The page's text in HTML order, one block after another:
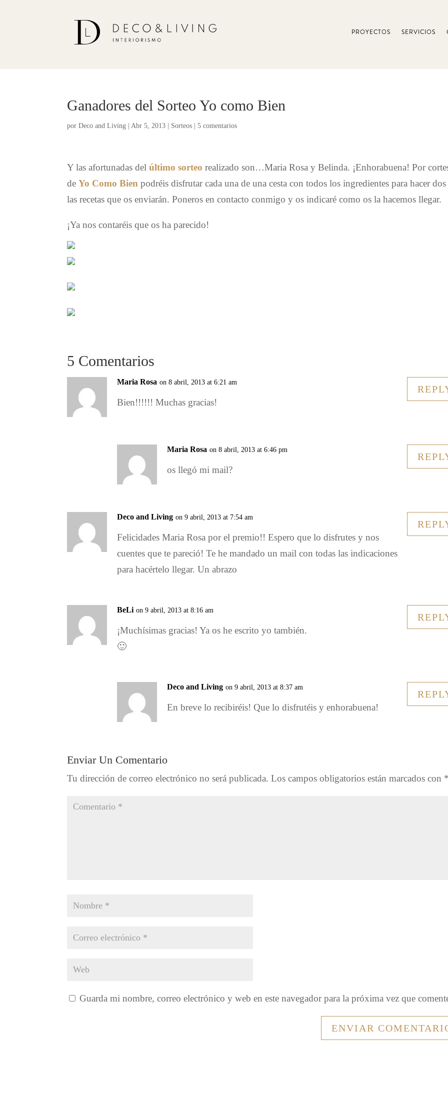
PROYECTOS SERVICIOS
Ganadores del Sorteo Yo como Bien
porDeco and Living Abr 5, 2013 Sorteos |5 comentarios
Y las afortunadas delúltimo sorteo realizado son…Maria Rosa y Belinda. ¡Enhorabuena! Por
deYo Como Bien podréis disfrutar cada una de una cesta con todos los ingredientes para hacer dos
las recetas que os enviarán. Poneros en contacto conmigo y os indicaré como os la hacemos llegar.
¡Ya nos contaréis que os ha parecido!
5 Comentarios
Maria Rosa on 8 abril, 2013 at 6:21 am
Bien!!!!!! Muchas gracias!
Maria Rosa on 8 abril, 2013 at 6:46 pm
os llegó mi mail?
Deco and Living on 9 abril, 2013 at 7:54 am
Felicidades Maria Rosa por el premio!! Espero que lo disfrutes y nos
cuentes que te pareció! Te he mandado un mail con todas las indicaciones
para hacértelo llegar. Un abrazo
BeLi on 9 abril, 2013 at 8:16 am
¡Muchísimas gracias! Ya os he escrito yo también.
🙂
Deco and Living on 9 abril, 2013 at 8:37 am
En breve lo recibiréis! Que lo disfrutéis y enhorabuena!
Enviar Un Comentario
Tu dirección de correo electrónico no será publicada. Los campos obligatorios están marcados con
Guarda mi nombre, correo electrónico y web en este navegador para la próxima vez que